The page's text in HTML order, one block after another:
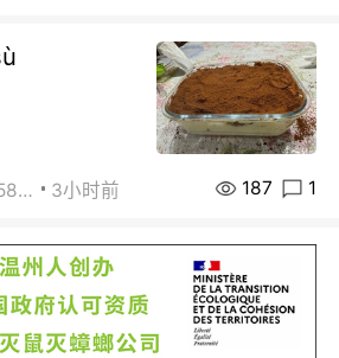
街友40858442 3小时前 187 1